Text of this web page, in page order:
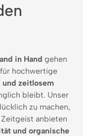
in Hand gehen
hochwertige
und zeitlosem
bleibt. Unser
zu machen,
anbieten
und organische